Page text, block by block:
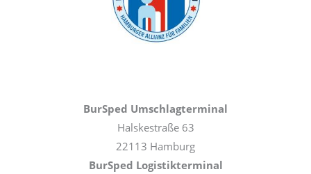
BurSped Umschlagterminal
Halskestraße 63
22113 Hamburg
BurSped Logistikterminal